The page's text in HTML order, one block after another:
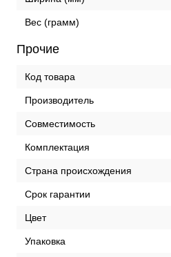
Вес (грамм)
Прочие
Код товара
Производитель
Совместимость
Комплектация
Страна происхождения
Срок гарантии
Цвет
Упаковка